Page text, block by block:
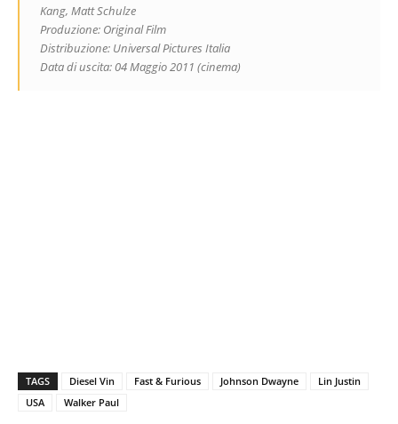
Kang, Matt Schulze
Produzione: Original Film
Distribuzione: Universal Pictures Italia
Data di uscita: 04 Maggio 2011 (cinema)
TAGS Diesel Vin Fast & Furious Johnson Dwayne
Lin Justin
USA
Walker Paul